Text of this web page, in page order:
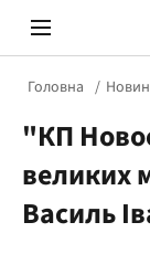
Головна
"КП
великих
Василь